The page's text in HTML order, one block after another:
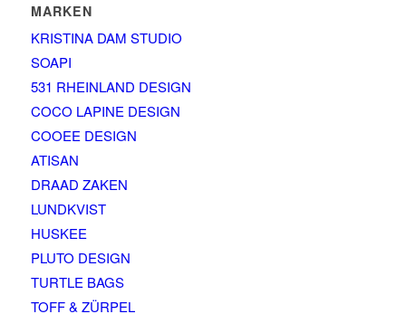
MARKEN
KRISTINA DAM STUDIO
SOAPI
531 RHEINLAND DESIGN
COCO LAPINE DESIGN
COOEE DESIGN
ATISAN
DRAAD ZAKEN
LUNDKVIST
HUSKEE
PLUTO DESIGN
TURTLE BAGS
TOFF & ZÜRPEL